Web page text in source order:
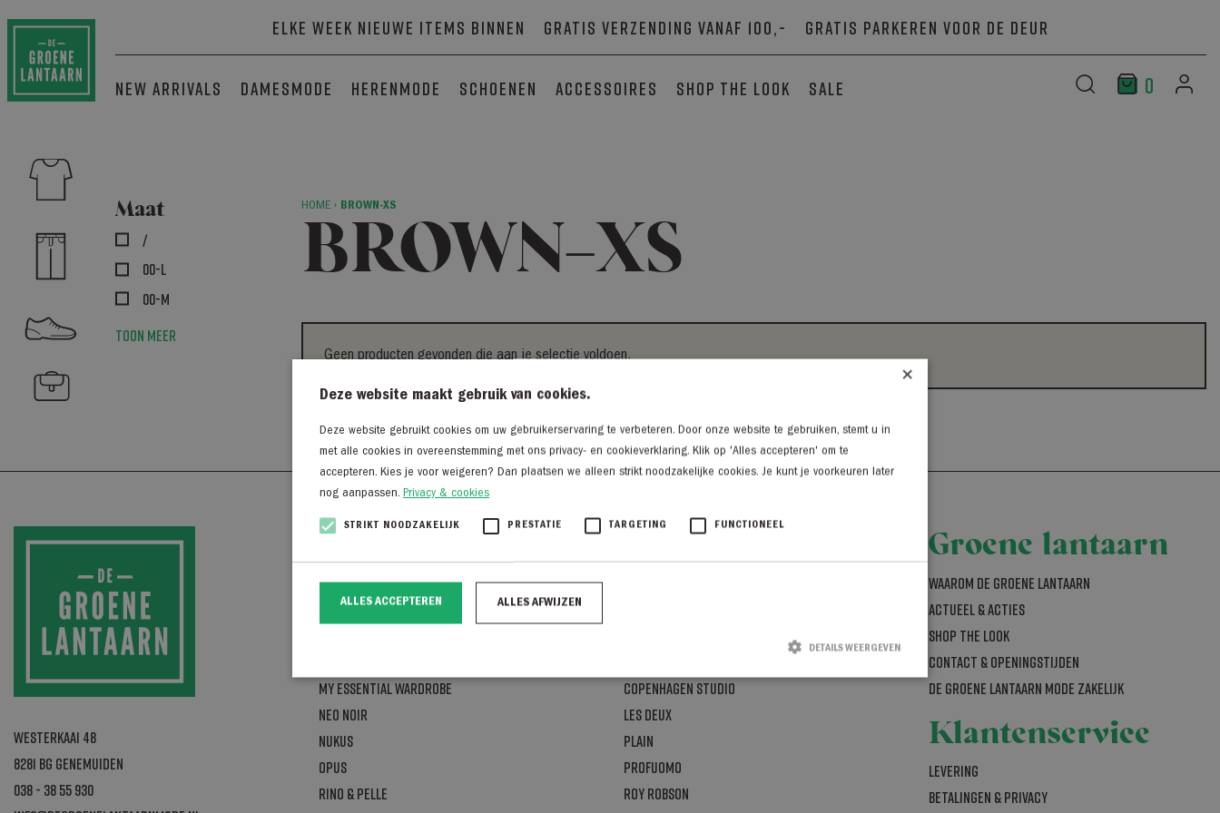
Elke week nieuwe items binnen Gratis verzending vanaf 100,- Gratis parkeren voor de deur
New arrivals Damesmode Herenmode Schoenen Accessoires SHOP THE LOOK Sale 0
Maat
/
00-L
00-M
Toon meer
HOME › BROWN-XS
BROWN-XS
Geen producten gevonden die aan je selectie voldoen.
Westerkaai 48
8281 BG Genemuiden
038 - 38 55 930
Dames
Anna van Toor
By Bar
My Essential Wardrobe
Neo Noir
Nukus
Opus
Rino & Pelle
Heren
Copenhagen Studio
Les Deux
Plain
Profuomo
Roy robson
Groene lantaarn
Waarom De Groene Lantaarn
Actueel & acties
SHOP THE LOOK
Contact & openingstijden
De Groene Lantaarn mode zakelijk
Klantenservice
Levering
Betalingen & Privacy
×
Deze website maakt gebruik van cookies.
Deze website gebruikt cookies om uw gebruikerservaring te verbeteren. Door onze website te gebruiken, stemt u in
met alle cookies in overeenstemming met ons privacy- en cookieverklaring. Klik op 'Alles accepteren' om te
accepteren. Kies je voor weigeren? Dan plaatsen we alleen strikt noodzakelijke cookies. Je kunt je voorkeuren later
nog aanpassen. Privacy & cookies
STRIKT NOODZAKELIJK PRESTATIE TARGETING FUNCTIONEEL
ALLES ACCEPTEREN ALLES AFWIJZEN
DETAILS WEERGEVEN
Strikt noodzakelijke cookies maken de kernfunctionaliteiten van de website mogelijk, zoals gebruikersaanmelding en accountbeheer. De